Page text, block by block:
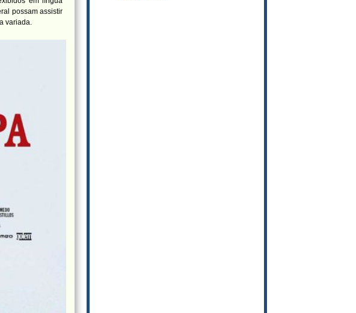
possam assistir
variada.